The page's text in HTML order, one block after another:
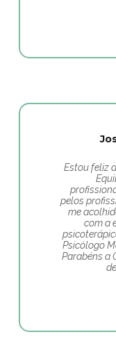
Estou feliz
pelos
me
com a
Psicólogo
Parabéns a